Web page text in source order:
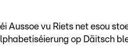
Aussoe vu Riets net esou
op Däitsch